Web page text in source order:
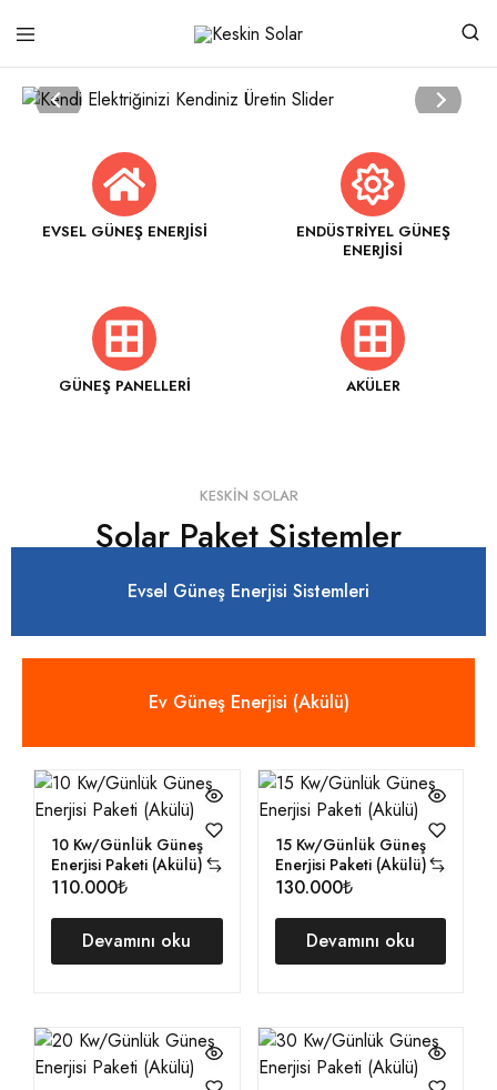
Solar
Güneşten
Gelen
Güç
EVSEL GÜNEŞ ENERJISI
ENDÜSTRIYEL GÜNEŞ
ENERJISI
GÜNEŞ PANELLERI AKÜLER
KESKIN SOLAR
Solar Paket Sistemler
Evsel Güneş Enerjisi Sistemleri
Ev Güneş Enerjisi (Akülü)
10 Kw/Günlük Güneş
Enerjisi Paketi (Akülü)
110.000₺
Devamını oku
15 Kw/Günlük Güneş
Enerjisi Paketi (Akülü)
130.000₺
Devamını oku